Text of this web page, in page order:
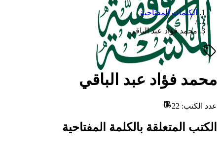
الكلمات المفتاحية
/
محمد فؤاد عبد الباقي
محمد فؤاد عبد الباقي
عدد الكتب:
22
الكتب المتعلقة بالكلمة المفتاحية